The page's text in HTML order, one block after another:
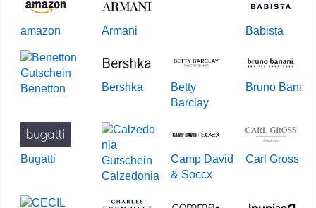
amazon Armani Babista
Benetton Bershka
Betty
Barclay
Bruno Banani
Bugatti
Calzedonia
Camp David
& Soccx
Carl Gross